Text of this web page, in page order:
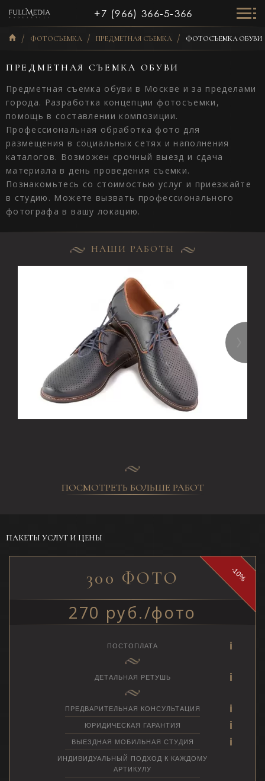
+7 (966) 366-5-366
ФОТОСЪЕМКА ПРЕДМЕТНАЯ СЪЕМКА ФОТОСЪЕМКА ОБУВИ
ПРЕДМЕТНАЯ СЪЕМКА ОБУВИ
Предметная съемка обуви в Москве и за пределами
города. Разработка концепции фотосъемки,
помощь в составлении композиции.
Профессиональная обработка фото для
размещения в социальных сетях и наполнения
каталогов. Возможен срочный выезд и сдача
материала в день проведения съемки.
Познакомьтесь со стоимостью услуг и приезжайте
в студию. Можете вызвать профессионального
фотографа в вашу локацию.
НАШИ РАБОТЫ
ПОСМОТРЕТЬ БОЛЬШЕ РАБОТ
ПАКЕТЫ УСЛУГ И ЦЕНЫ
-10%
300 ФОТО
270 руб./фото
ПОСТОПЛАТА
ДЕТАЛЬНАЯ РЕТУШЬ
ПРЕДВАРИТЕЛЬНАЯ КОНСУЛЬТАЦИЯ
ЮРИДИЧЕСКАЯ ГАРАНТИЯ
ВЫЕЗДНАЯ МОБИЛЬНАЯ СТУДИЯ
ИНДИВИДУАЛЬНЫЙ ПОДХОД К КАЖДОМУ
АРТИКУЛУ